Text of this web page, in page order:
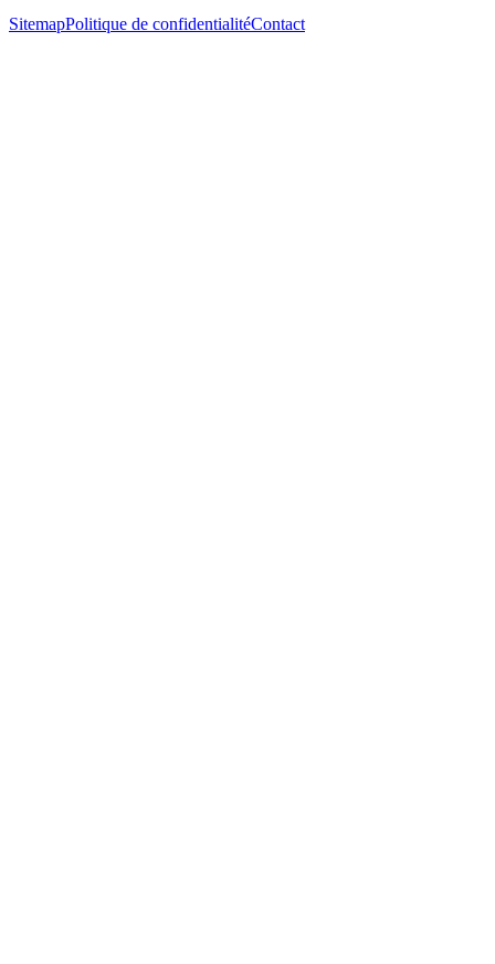
SitemapPolitique de confidentialitéContact